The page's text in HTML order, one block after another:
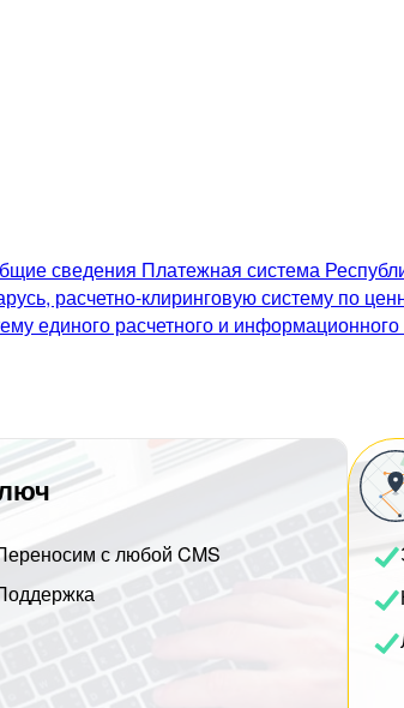
сведения Платежная система
расчетно-клиринговую систему по
единого расчетного и информационного
с любой CMS